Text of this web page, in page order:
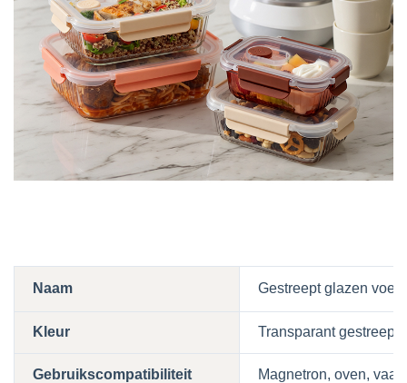
Naam Gestreept glazen
Kleur Transparant gestreept
Gebruikscompatibiliteit Magnetron, oven,